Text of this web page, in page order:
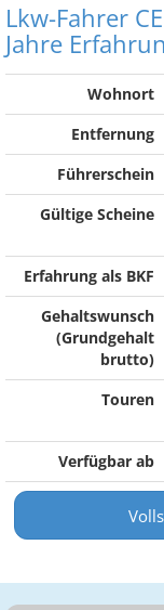
Lkw-Fahrer
Jahre
Wohnort
Entfernung
Führerschein
Gültige Scheine
Erfahrung als BKF
Gehaltswunsch
(Grundgehalt
brutto)
Touren
Verfügbar ab